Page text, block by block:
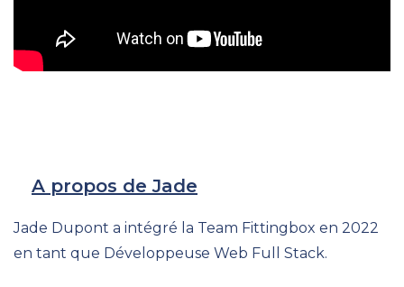
A propos de Jade
Jade Dupont a intégré la Team Fittingbox en 2022
en tant que Développeuse Web Full Stack.